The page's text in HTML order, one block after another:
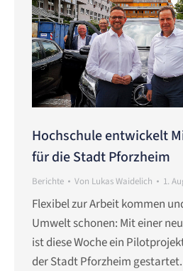
Hochschule entwickelt
für die Stadt Pforzheim
Berichte Von Lukas Waidelich 1.
Flexibel zur Arbeit kommen
Umwelt schonen: Mit einer
ist diese Woche ein
der Stadt Pforzheim